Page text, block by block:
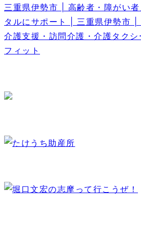
三重県伊勢市 | 高齢者・障がい
タルにサポート | 三重県伊勢市 |
介護支援・訪問介護・介護タク
フィット